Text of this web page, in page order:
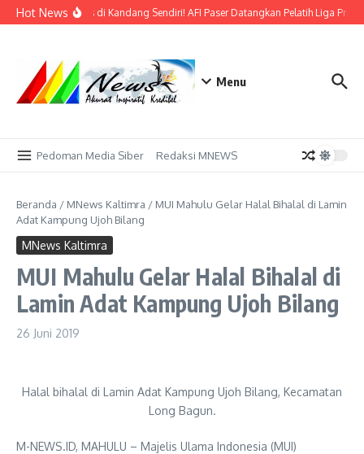
Lewati ke konten
Hot NewsBidik Emas di Kandang Sendiri! AFI Paser Datangkan Pelatih Liga
Menu
Pedoman Media Siber Redaksi MNEWS
Beranda / MNews Kaltimra / MUI Mahulu Gelar Halal Bihalal di Lamin
Adat Kampung Ujoh Bilang
MNews Kaltimra
MUI Mahulu Gelar Halal Bihalal di
Lamin Adat Kampung Ujoh Bilang
26 Juni 2019
Halal bihalal di Lamin Adat Kampung Ujoh Bilang, Kecamatan
Long Bagun.
M-NEWS.ID, MAHULU – Majelis Ulama Indonesia (MUI)